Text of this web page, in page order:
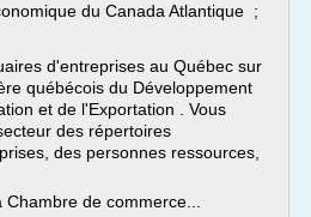
du Canada Atlantique ;
d'entreprises au Québec sur
québécois du Développement
et de l'Exportation . Vous
des répertoires
des personnes ressources,
de commerce...